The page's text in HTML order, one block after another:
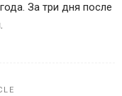
За три дня после